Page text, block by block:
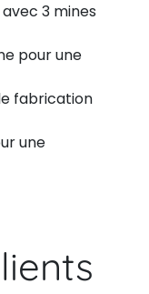
3 mines
pour une
fabrication
une